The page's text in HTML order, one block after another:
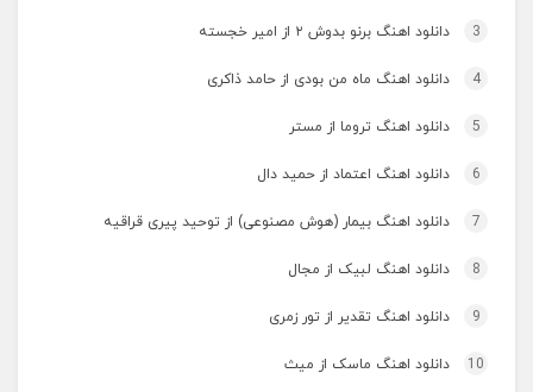
3 دانلود اهنگ برنو بدوش ۲ از امیر خجسته
4 دانلود اهنگ ماه من بودی از حامد ذاکری
5 دانلود اهنگ تروما از مستر
6 دانلود اهنگ اعتماد از حمید دال
7 دانلود اهنگ بیمار (هوش مصنوعی) از توحید پیری قراقیه
8 دانلود اهنگ لبیک از مجال
9 دانلود اهنگ تقدیر از تور زمری
10 دانلود اهنگ ماسک از میث